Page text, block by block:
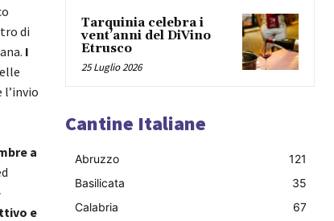
di
I
a
e
Tarquinia celebra i
vent’anni del DiVino
Etrusco
25 Luglio 2026
Cantine Italiane
Abruzzo
121
Basilicata
35
Calabria
67